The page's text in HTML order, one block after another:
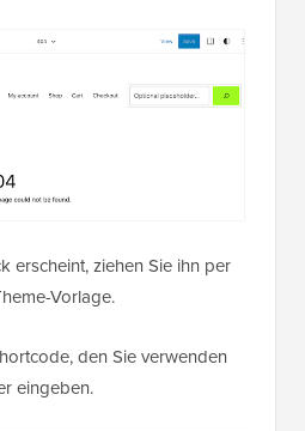
erscheint, ziehen Sie ihn per
Vorlage.
den Sie verwenden
eingeben.